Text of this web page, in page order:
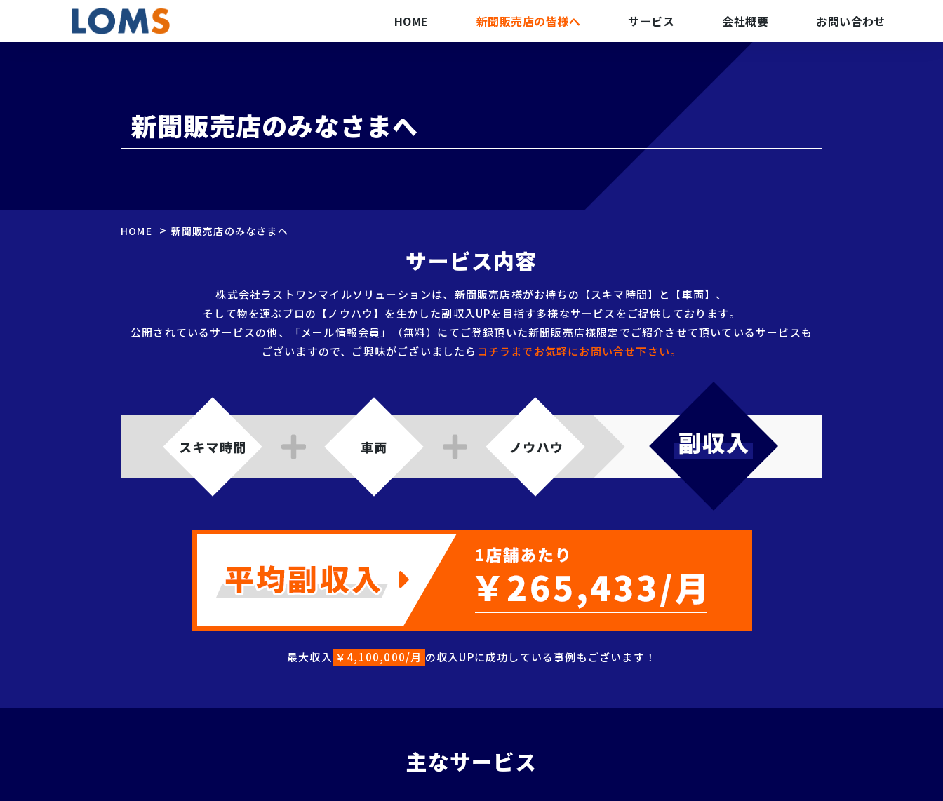
HOME 新聞販売店の皆様へ サービス 会社概要 お問い合わせ
新聞販売店のみなさまへ
HOME > 新聞販売店のみなさまへ
サービス内容
株式会社ラストワンマイルソリューションは、新聞販売店様がお持ちの【スキマ時間】と【車両】、
そして物を運ぶプロの【ノウハウ】を生かした副収入UPを目指す多様なサービスをご提供しております。
公開されているサービスの他、「メール情報会員」（無料）にてご登録頂いた新聞販売店様限定でご紹介させて頂いているサービスも
ございますので、ご興味がございましたら コチラまでお気軽にお問い合せ下さい。
最大収入 ￥4,100,000/月 の収入UPに成功している事例もございます！
主なサービス